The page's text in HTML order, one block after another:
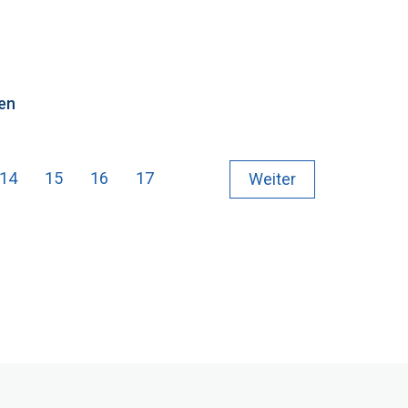
15 16 17 Weiter